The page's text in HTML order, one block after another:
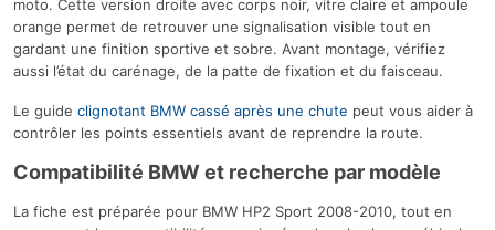
moto. Cette version droite avec corps noir, vitre claire et ampoule
orange permet de retrouver une signalisation visible tout en
gardant une finition sportive et sobre. Avant montage, vérifiez
aussi l’état du carénage, de la patte de fixation et du faisceau.
Le guide clignotant BMW cassé après une chute peut vous aider à
contrôler les points essentiels avant de reprendre la route.
Compatibilité BMW et recherche par modèle
La fiche est préparée pour BMW HP2 Sport 2008-2010, tout en